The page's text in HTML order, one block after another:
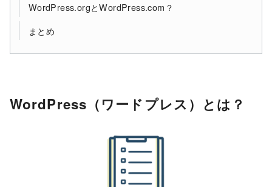
WordPress.orgとWordPress.com？
まとめ
WordPress（ワードプレス）とは？